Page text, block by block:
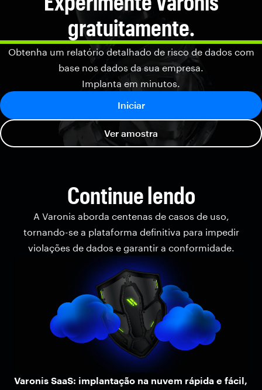
gratuitamente.
Obtenha um relatório detalhado de risco de dados com
base nos dados da sua empresa.
Implanta em minutos.
Iniciar
Ver amostra
Continue lendo
A Varonis aborda centenas de casos de uso,
tornando-se a plataforma definitiva para impedir
violações de dados e garantir a conformidade.
Varonis SaaS: implantação na nuvem rápida e fácil,